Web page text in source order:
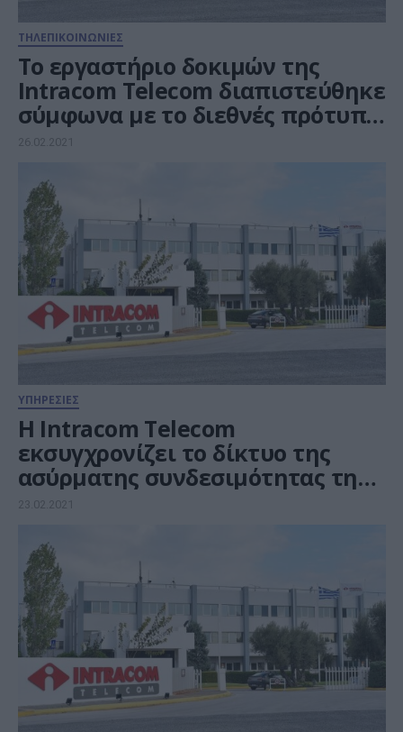
ΤΗΛΕΠΙΚΟΙΝΩΝΙΕΣ
Το εργαστήριο δοκιμών της
Intracom Telecom διαπιστεύθηκε
σύμφωνα με το διεθνές πρότυπο
ISO/IEC 17025:2017
26.02.2021
ΥΠΗΡΕΣΙΕΣ
H Intracom Telecom
εκσυγχρονίζει το δίκτυο της
ασύρματης συνδεσιμότητας της
Μητροπολιτικής Αστυνομίας της
23.02.2021